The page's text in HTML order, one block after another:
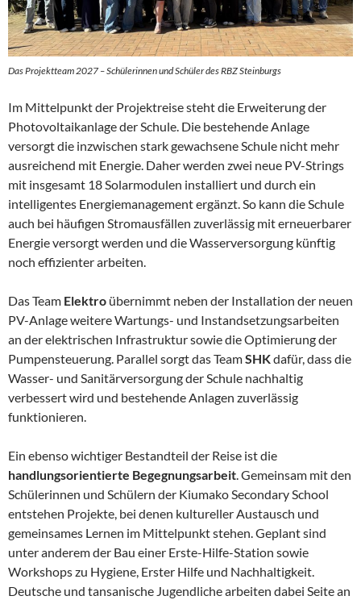
Das Projektteam 2027 – Schülerinnen und Schüler des RBZ Steinburgs
Im Mittelpunkt der Projektreise steht die Erweiterung der
Photovoltaikanlage der Schule. Die bestehende Anlage
versorgt die inzwischen stark gewachsene Schule nicht mehr
ausreichend mit Energie. Daher werden zwei neue PV-Strings
mit insgesamt 18 Solarmodulen installiert und durch ein
intelligentes Energiemanagement ergänzt. So kann die Schule
auch bei häufigen Stromausfällen zuverlässig mit erneuerbarer
Energie versorgt werden und die Wasserversorgung künftig
noch effizienter arbeiten.
Das Team Elektro übernimmt neben der Installation der neuen
PV-Anlage weitere Wartungs- und Instandsetzungsarbeiten
an der elektrischen Infrastruktur sowie die Optimierung der
Pumpensteuerung. Parallel sorgt das TeamSHKdafür, dass die
Wasser- und Sanitärversorgung der Schule nachhaltig
verbessert wird und bestehende Anlagen zuverlässig
funktionieren.
Ein ebenso wichtiger Bestandteil der Reise ist die
handlungsorientierte Begegnungsarbeit. Gemeinsam mit den
Schülerinnen und Schülern der Kiumako Secondary School
entstehen Projekte, bei denen kultureller Austausch und
gemeinsames Lernen im Mittelpunkt stehen. Geplant sind
unter anderem der Bau einer Erste-Hilfe-Station sowie
Workshops zu Hygiene, Erster Hilfe und Nachhaltigkeit.
Deutsche und tansanische Jugendliche arbeiten dabei Seite an